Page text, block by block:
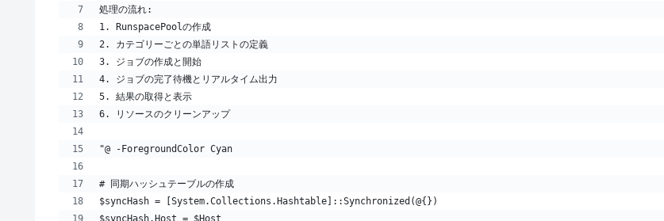
処理の流れ:
1. RunspacePoolの作成
2. カテゴリーごとの単語リストの定義
3. ジョブの作成と開始
4. ジョブの完了待機とリアルタイム出力
5. 結果の取得と表示
6. リソースのクリーンアップ
"@ -ForegroundColor Cyan
# 同期ハッシュテーブルの作成
$syncHash = [System.Collections.Hashtable]::Synchronized(@{})
$syncHash.Host = $Host